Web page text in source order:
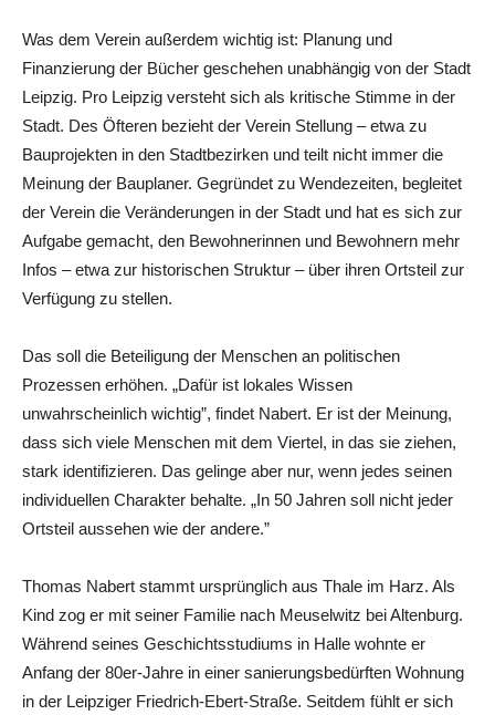
Was dem Verein außerdem wichtig ist: Planung und
Finanzierung der Bücher geschehen unabhängig von der Stadt
Leipzig. Pro Leipzig versteht sich als kritische Stimme in der
Stadt. Des Öfteren bezieht der Verein Stellung – etwa zu
Bauprojekten in den Stadtbezirken und teilt nicht immer die
Meinung der Bauplaner. Gegründet zu Wendezeiten, begleitet
der Verein die Veränderungen in der Stadt und hat es sich zur
Aufgabe gemacht, den Bewohnerinnen und Bewohnern mehr
Infos – etwa zur historischen Struktur – über ihren Ortsteil zur
Verfügung zu stellen.
Das soll die Beteiligung der Menschen an politischen
Prozessen erhöhen. „Dafür ist lokales Wissen
unwahrscheinlich wichtig”, findet Nabert. Er ist der Meinung,
dass sich viele Menschen mit dem Viertel, in das sie ziehen,
stark identifizieren. Das gelinge aber nur, wenn jedes seinen
individuellen Charakter behalte. „In 50 Jahren soll nicht jeder
Ortsteil aussehen wie der andere.”
Thomas Nabert stammt ­ursprünglich aus Thale im Harz. Als
Kind zog er mit seiner Familie nach Meuselwitz bei Altenburg.
Während seines Geschichtsstudiums in Halle wohnte er
Anfang der 80er-Jahre in einer sanierungsbedürften Wohnung
in der Leipziger Friedrich-Ebert-Straße. Seitdem fühlt er sich